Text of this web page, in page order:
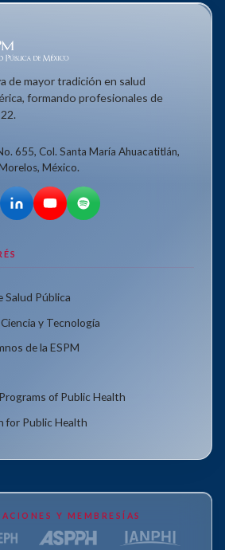
de mayor tradición en salud
formando profesionales de
655, Col. Santa María Ahuacatitlán,
México.
Pública
y Tecnología
de la ESPM
of Public Health
for Public Health
Y MEMBRESÍAS